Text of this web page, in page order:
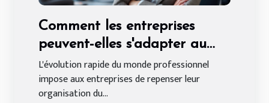
Comment les entreprises
peuvent-elles s'adapter au
travail hybride en 2025 ?
L'évolution rapide du monde professionnel
impose aux entreprises de repenser leur
organisation du...